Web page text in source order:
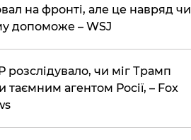
на фронті, але це навряд чи
допоможе – WSJ
розслідувало, чи міг Трамп
таємним агентом Росії, – Fox